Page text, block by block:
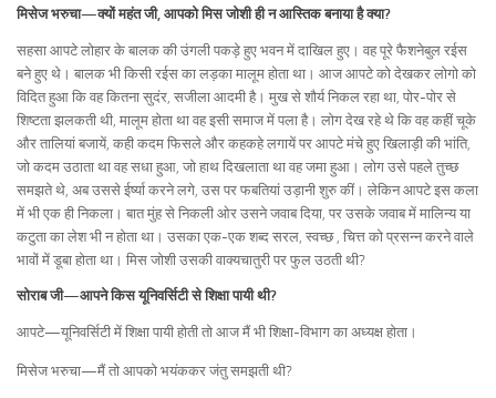
मिसेज भरुचा—क्यों महंत जी, आपको मिस जोशी ही न आस्तिक बनाया है क्या?
सहसा आपटे लोहार के बालक की उंगली पकड़े हुए भवन में दाखिल हुए। वह पूरे फैशनेबुल रईस
बने हुए थे। बालक भी किसी रईस का लड़का मालूम होता था। आज आपटे को देखकर लोगो को
विदित हुआ कि वह कितना सुदंर, सजीला आदमी है। मुख से शौर्य निकल रहा था, पोर-पोर से
शिष्टता झलकती थी, मालूम होता था वह इसी समाज में पला है। लोग देख रहे थे कि वह कहीं चूके
और तालियां बजायें, कही कदम फिसले और कहकहे लगायें पर आपटे मंचे हुए खिलाड़ी की भांति,
जो कदम उठाता था वह सधा हुआ, जो हाथ दिखलाता था वह जमा हुआ। लोग उसे पहले तुच्छ
समझते थे, अब उससे ईर्ष्या करने लगे, उस पर फबतियां उड़ानी शुरु कीं। लेकिन आपटे इस कला
में भी एक ही निकला। बात मुंह से निकली ओर उसने जवाब दिया, पर उसके जवाब में मालिन्य या
कटुता का लेश भी न होता था। उसका एक-एक शब्द सरल, स्वच्छ , चित्त को प्रसन्न करने वाले
भावों में डूबा होता था। मिस जोशी उसकी वाक्यचातुरी पर फुल उठती थी?
सोराब जी—आपने किस यूनिवर्सिटी से शिक्षा पायी थी?
आपटे—यूनिवर्सिटी में शिक्षा पायी होती तो आज मैं भी शिक्षा-विभाग का अध्यक्ष होता।
मिसेज भरुचा—मैं तो आपको भयंककर जंतु समझती थी?